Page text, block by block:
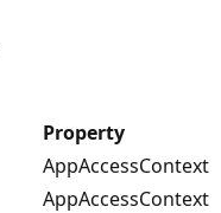
Property
AppAccessContext
AppAccessContext